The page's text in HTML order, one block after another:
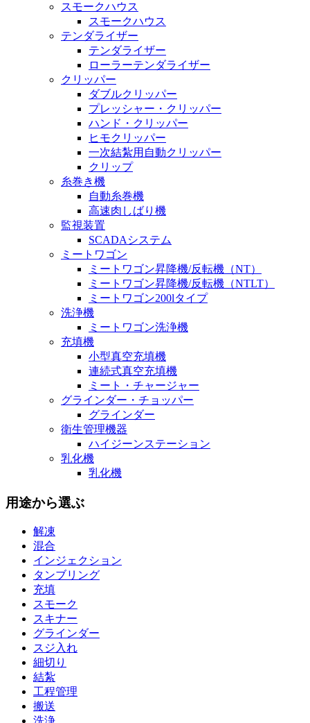
スモークハウス
スモークハウス
テンダライザー
テンダライザー
ローラーテンダライザー
クリッパー
ダブルクリッパー
プレッシャー・クリッパー
ハンド・クリッパー
ヒモクリッパー
一次結紮用自動クリッパー
クリップ
糸巻き機
自動糸巻機
高速肉しばり機
監視装置
SCADAシステム
ミートワゴン
ミートワゴン昇降機/反転機（NT）
ミートワゴン昇降機/反転機（NTLT）
ミートワゴン200lタイプ
洗浄機
ミートワゴン洗浄機
充填機
小型真空充填機
連続式真空充填機
ミート・チャージャー
グラインダー・チョッパー
グラインダー
衛生管理機器
ハイジーンステーション
乳化機
乳化機
用途から選ぶ
解凍
混合
インジェクション
タンブリング
充填
スモーク
スキナー
グラインダー
スジ入れ
細切り
結紮
工程管理
搬送